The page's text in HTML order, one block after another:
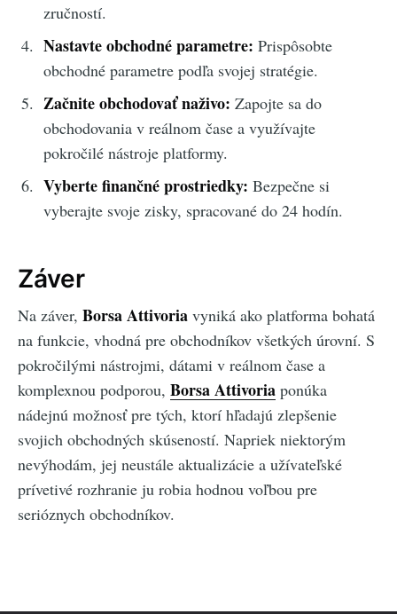
zručností.
Nastavte obchodné parametre: Prispôsobte
obchodné parametre podľa svojej stratégie.
Začnite obchodovať naživo: Zapojte sa do
obchodovania v reálnom čase a využívajte
pokročilé nástroje platformy.
Vyberte finančné prostriedky: Bezpečne si
vyberajte svoje zisky, spracované do 24 hodín.
Záver
Na záver, Borsa Attivoria vyniká ako platforma bohatá
na funkcie, vhodná pre obchodníkov všetkých úrovní. S
pokročilými nástrojmi, dátami v reálnom čase a
komplexnou podporou, Borsa Attivoria ponúka
nádejnú možnosť pre tých, ktorí hľadajú zlepšenie
svojich obchodných skúseností. Napriek niektorým
nevýhodám, jej neustále aktualizácie a užívateľské
prívetivé rozhranie ju robia hodnou voľbou pre
serióznych obchodníkov.